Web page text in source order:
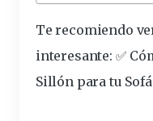
Te recomiendo
interesante: ✅
Sillón para tu Sofá